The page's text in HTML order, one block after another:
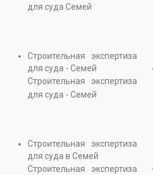
для суда Семей
Строительная экспертиза
для суда - Семей
Строительная экспертиза
для суда - Семей
Строительная экспертиза
для суда в Семей
Строительная экспертиза